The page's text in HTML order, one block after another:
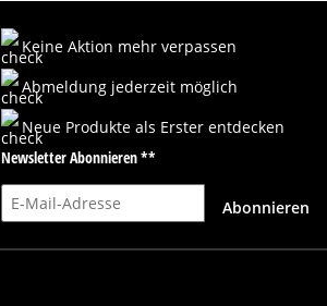
Keine Aktion mehr verpassen
Abmeldung jederzeit möglich
Neue Produkte als Erster entdecken
Newsletter Abonnieren **
E-Mail-Adresse
Abonnieren